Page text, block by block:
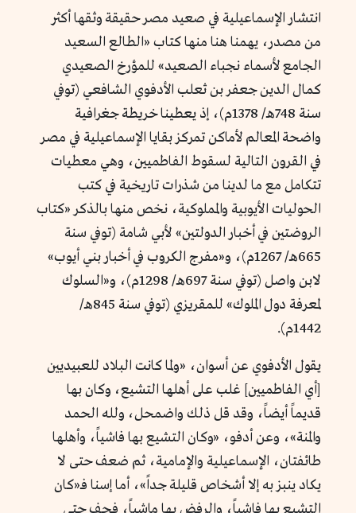
انتشار الإسماعيلية في صعيد مصر حقيقة وثقها أكثر
من مصدر، يهمنا هنا منها كتاب «الطالع السعيد
الجامع لأسماء نجباء الصعيد» للمؤرخ الصعيدي
كمال الدين جعفر بن ثعلب الأدفوي الشافعي (توفي
سنة 748هـ/ 1378م)، إذ يعطينا خريطة جغرافية
واضحة المعالم لأماكن تمركز بقايا الإسماعيلية في مصر
في القرون التالية لسقوط الفاطميين، وهي معطيات
تتكامل مع ما لدينا من شذرات تاريخية في كتب
الحوليات الأيوبية والمملوكية، نخص منها بالذكر «كتاب
الروضتين في أخبار الدولتين» لأبي شامة (توفي سنة
665هـ/ 1267م)، و«مفرج الكروب في أخبار بني أيوب»
لابن واصل (توفي سنة 697هـ/ 1298م)، و«السلوك
لمعرفة دول الملوك» للمقريزي (توفي سنة 845هـ/
1442م).
يقول الأدفوي عن أسوان، «ولما كانت البلاد للعبيديين
[أي الفاطميين] غلب على أهلها التشيع، وكان بها
قديماً أيضاً، وقد قل ذلك واضمحل، ولله الحمد
والمنة»، وعن أدفو، «وكان التشيع بها فاشياً، وأهلها
طائفتان، الإسماعيلية والإمامية، ثم ضعف حتى لا
يكاد ينبز به إلا أشخاص قليلة جداً»، أما إسنا فـ«كان
التشيع بها فاشياً، والرفض بها ماشياً، فجف حتى